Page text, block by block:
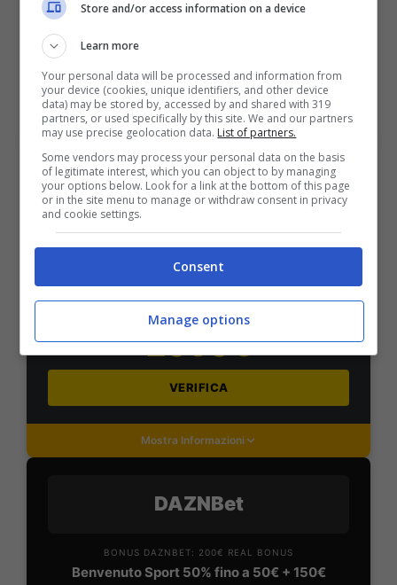
VERIFICA
Mostra Informazioni
PlanetWin365
BONUS PLANETWIN365: FINO A 2050€
2050€
VERIFICA
Mostra Informazioni
DAZNBet
BONUS DAZNBET: 200€ REAL BONUS
Benvenuto Sport 50% fino a 50€ + 150€
Store and/or access information on a device
Learn more
Your personal data will be processed and information from
your device (cookies, unique identifiers, and other device
data) may be stored by, accessed by and shared with 319
partners, or used specifically by this site. We and our partners
may use precise geolocation data. List of partners.
Some vendors may process your personal data on the basis
of legitimate interest, which you can object to by managing
your options below. Look for a link at the bottom of this page
or in the site menu to manage or withdraw consent in privacy
and cookie settings.
Consent
Manage options